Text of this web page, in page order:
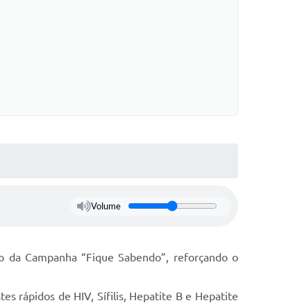
Volume
Campanha “Fique Sabendo”, reforçando o
rápidos de HIV, Sífilis, Hepatite B e Hepatite